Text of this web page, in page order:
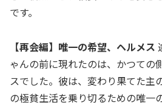
です。
【再会編】唯一の希望、ヘルメス
ゃんの前に現れたのは、かつての
スでした。彼は、変わり果てた主
の極貧生活を乗り切るための唯一